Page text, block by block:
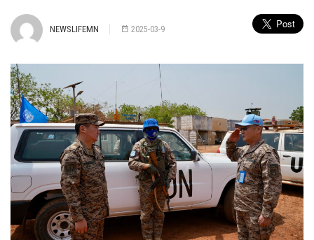
NEWSLIFEMN 2025-03-9